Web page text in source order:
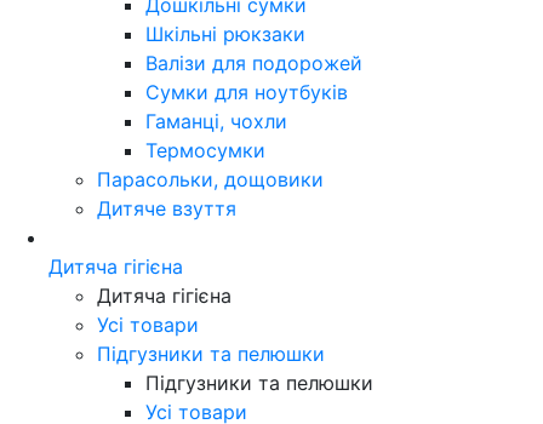
Шкільні рюкзаки
Валізи для подорожей
Сумки для ноутбуків
Гаманці, чохли
Термосумки
Парасольки, дощовики
Дитяче взуття
Дитяча гігієна
Дитяча гігієна
Усі товари
Підгузники та пелюшки
Підгузники та пелюшки
Усі товари